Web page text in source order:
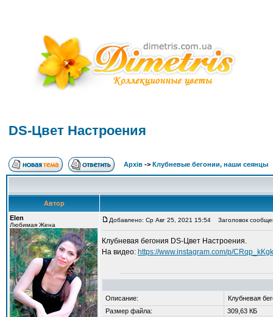
DS-Цвет Настроения
Архів -> Клубневые бегонии, наши сеянцы
Автор
Elen
Любимая Жена
Добавлено: Ср Авг 25, 2021 15:54 Заголовок
Клубневая бегония DS-Цвет Настроения.
На видео: https://www.instagram.com/p/
Описание:
Клубневая
Размер файла:
309,63 КБ